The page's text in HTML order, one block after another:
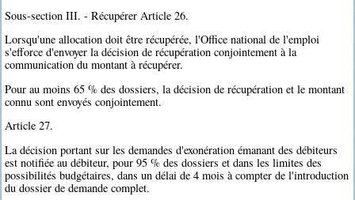
Sous-section III. - Récupérer Article 26.
Lorsqu'une allocation doit être récupérée, l'Office national de l'emploi
s'efforce d'envoyer la décision de récupération conjointement à la
communication du montant à récupérer.
Pour au moins 65 % des dossiers, la décision de récupération et le montant
connu sont envoyés conjointement.
Article 27.
La décision portant sur les demandes d'exonération émanant des débiteurs
est notifiée au débiteur, pour 95 % des dossiers et dans les limites des
possibilités budgétaires, dans un délai de 4 mois à compter de l'introduction
du dossier de demande complet.